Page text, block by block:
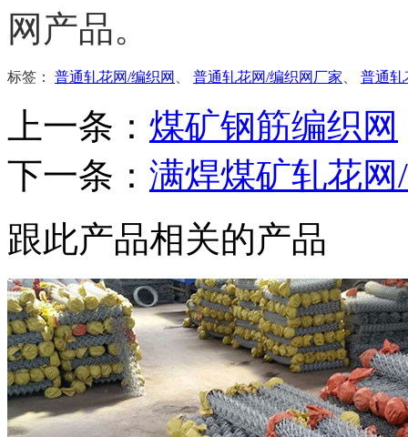
网产品。
标签： 普通轧花网/编织网 普通轧花网/编织网厂家 普通轧
上一条： 煤矿钢筋编织网
下一条： 满焊煤矿轧花网
跟此产品相关的产品